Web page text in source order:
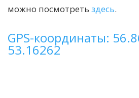
можно посмотреть здесь.
GPS-координаты:
53.16262